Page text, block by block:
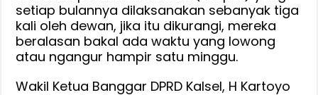
setiap bulannya dilaksanakan sebanyak tiga
kali oleh dewan, jika itu dikurangi, mereka
beralasan bakal ada waktu yang lowong
atau ngangur hampir satu minggu.
Wakil Ketua Banggar DPRD Kalsel, H Kartoyo